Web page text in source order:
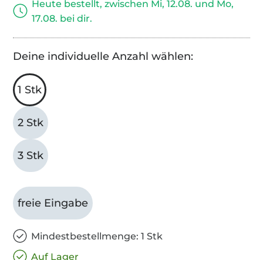
Heute bestellt, zwischen Mi, 12.08. und Mo,
17.08. bei dir.
Deine individuelle Anzahl wählen:
1 Stk
2 Stk
3 Stk
freie Eingabe
Mindestbestellmenge: 1 Stk
Auf Lager